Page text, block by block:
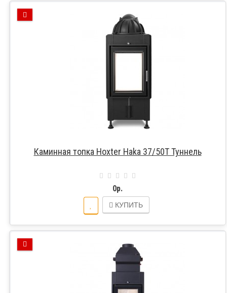
Каминная топка Hoxter Haka 37/50T Туннель
0р.
КУПИТЬ